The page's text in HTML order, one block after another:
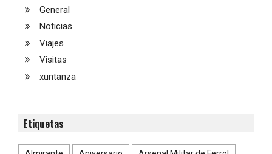
General
Noticias
Viajes
Visitas
xuntanza
Etiquetas